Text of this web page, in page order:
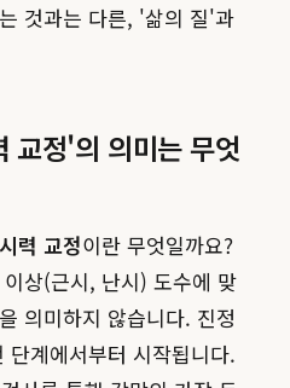
것과는 다른, '삶의 질'과
교정'의 의미는 무엇
력 교정이란 무엇일까요?
상(근시, 난시) 도수에 맞
의미하지 않습니다. 진정
계에서부터 시작됩니다.